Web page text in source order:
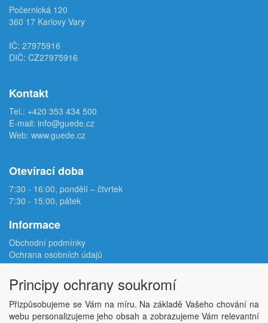
Počernická 120
360 17 Karlovy Vary
IČ: 27975916
DIČ: CZ27975916
Kontakt
Tel.: +420 353 434 500
E-mail: info@guede.cz
Web: www.guede.cz
Otevírací doba
7:30 - 16:00, pondělí – čtvrtek
7:30 - 15:00, pátek
Informace
Obchodní podmínky
Ochrana osobních údajů
Reklamační protokol
Odstoupení od smlouvy
Podmínky užití e-shopu
Doprava
Velkoobchod
Principy ochrany soukromí
Přizpůsobujeme se Vám na míru. Na základě Vašeho chování na
webu personalizujeme jeho obsah a zobrazujeme Vám relevantní